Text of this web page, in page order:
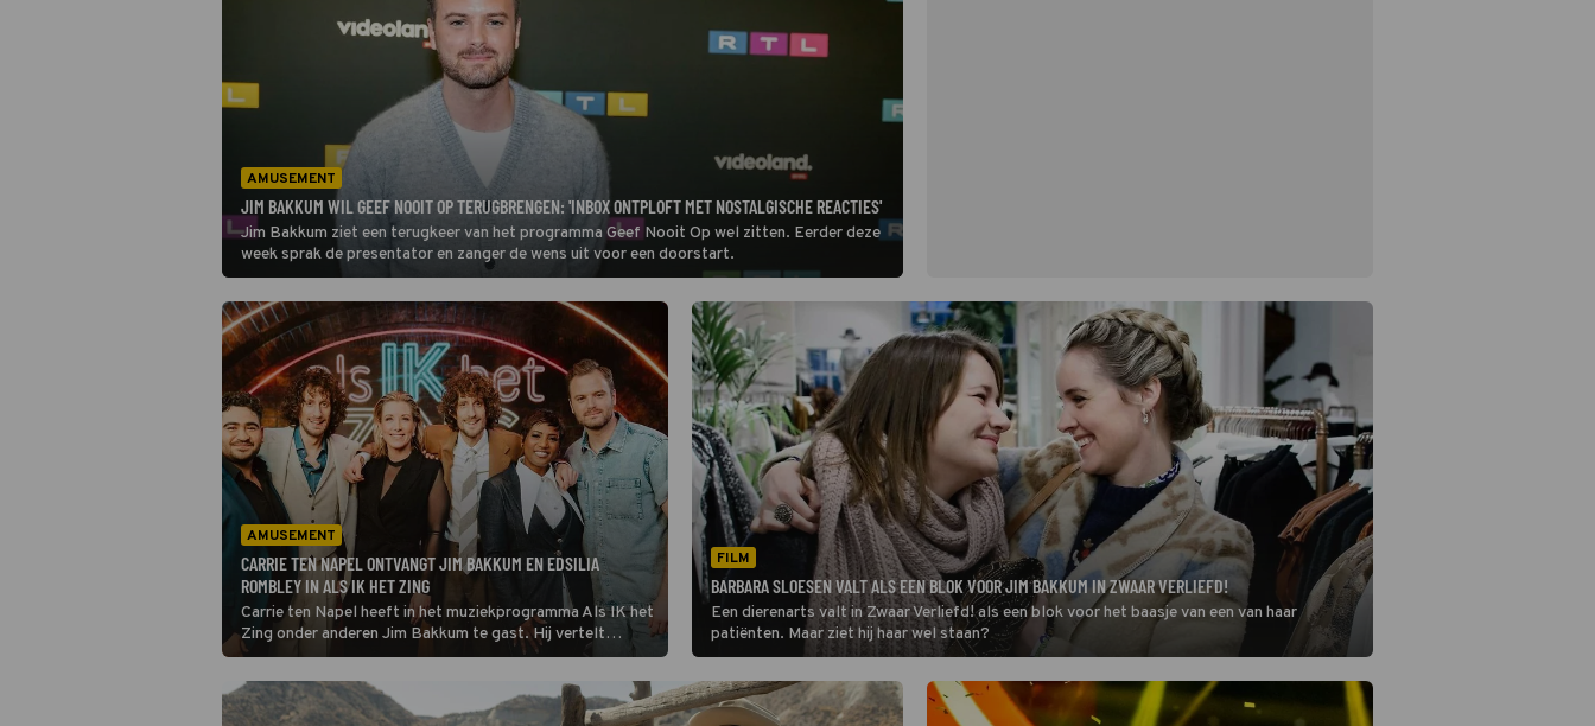
AMUSEMENT
JIM BAKKUM WIL GEEF NOOIT OP TERUGBRENGEN: 'INBOX ONTPLOFT MET NOSTALGISCHE REACTIES'
Jim Bakkum ziet een terugkeer van het programma Geef Nooit Op wel zitten. Eerder deze
week sprak de presentator en zanger de wens uit voor een doorstart.
AMUSEMENT
CARRIE TEN NAPEL ONTVANGT JIM BAKKUM EN EDSILIA
ROMBLEY IN ALS IK HET ZING
Carrie ten Napel heeft in het muziekprogramma Als IK het
Zing onder anderen Jim Bakkum te gast. Hij vertelt
waarom 'Don't speak' van de Amerikaanse band No Doubt
zijn lijflied is. Vervolgens waagt de zanger zich aan een
cover ervan.
FILM
BARBARA SLOESEN VALT ALS EEN BLOK VOOR JIM BAKKUM IN ZWAAR VERLIEFD!
Een dierenarts valt in Zwaar Verliefd! als een blok voor het baasje van een van haar
patiënten. Maar ziet hij haar wel staan?